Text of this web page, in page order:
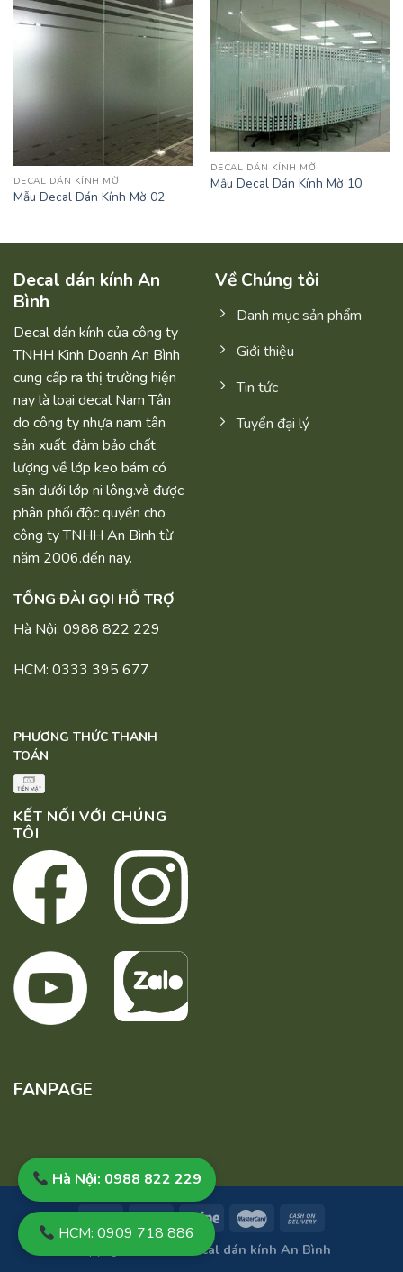
DECAL DÁN KÍNH MỜ
Mẫu Decal Dán Kính Mờ 02
DECAL DÁN KÍNH MỜ
Mẫu Decal Dán Kính Mờ 10
Decal dán kính An
Bình
Decal dán kính của công ty
TNHH Kinh Doanh An Bình
cung cấp ra thị trường hiện
nay là loại decal Nam Tân
do công ty nhựa nam tân
sản xuất. đảm bảo chất
lượng về lớp keo bám có
sãn dưới lớp ni lông.và được
phân phối độc quyền cho
công ty TNHH An Bình từ
năm 2006.đến nay.
TỔNG ĐÀI GỌI HỖ TRỢ
Hà Nội: 0988 822 229
HCM: 0333 395 677
Về Chúng tôi
Danh mục sản phẩm
Giới thiệu
Tin tức
Tuyển đại lý
PHƯƠNG THỨC THANH
TOÁN
KẾT NỐI VỚI CHÚNG
TÔI
FANPAGE
Hà Nội: 0988 822 229
HCM: 0909 718 886
Decal dán kính An Bình